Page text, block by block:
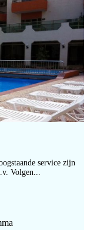
service zijn
Volgen...